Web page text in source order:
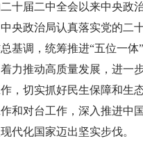
十届二中全会以来中央政
央政治局认真落实党的二
基调，统筹推进“五位一
力推动高质量发展，进一
，切实抓好民生保障和生
和对台工作，深入推进中
代化国家迈出坚实步伐。